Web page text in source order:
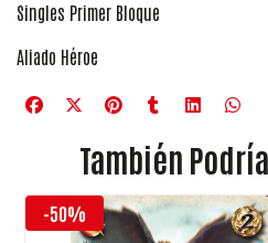
Singles Primer Bloque
Aliado Héroe
También
-50%